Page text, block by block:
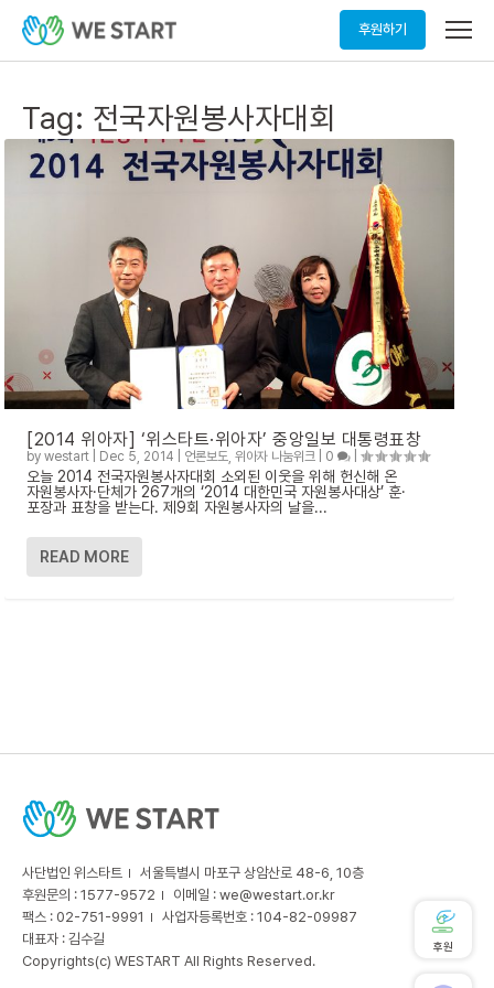
후원하기
메
열
Tag: 전국자원봉사자대회
[2014 위아자] ‘위스타트·위아자’ 중앙일보 대통령표창
by westart Dec 5, 2014 언론보도 위아자 나눔위크 0
오늘 2014 전국자원봉사자대회 소외된 이웃을 위해 헌신해 온
자원봉사자·단체가 267개의 ‘2014 대한민국 자원봉사대상’ 훈·
포장과 표창을 받는다. 제9회 자원봉사자의 날을...
READ MORE
사단법인 위스타트
서울특별시 마포구 상암산로 48-6, 10층
후원문의 : 1577-9572
이메일 : we@westart.or.kr
팩스 : 02-751-9991
사업자등록번호 : 104-82-09987
대표자 : 김수길
Copyrights(c) WESTART All Rights Reserved.
후원